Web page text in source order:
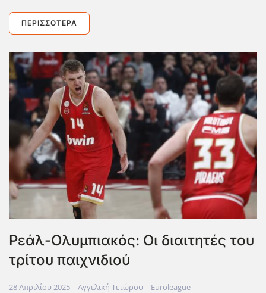
ΠΕΡΙΣΣΌΤΕΡΑ
Ρεάλ-Ολυμπιακός: Οι διαιτητές του
τρίτου παιχνιδιού
28 Απριλίου 2025 | Αγγελική Τετώρου | Euroleague